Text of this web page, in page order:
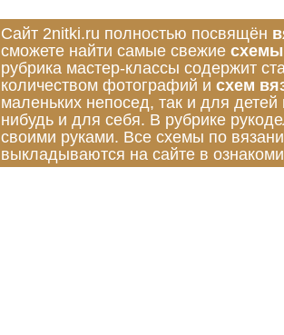
Сайт 2nitki.ru полностью посвящён
сможете найти самые свежие схемы
рубрика мастер-классы содержит
количеством фотографий и схем
маленьких непосед, так и для
нибудь и для себя. В рубрике
своими руками. Все схемы по
выкладываются на сайте в